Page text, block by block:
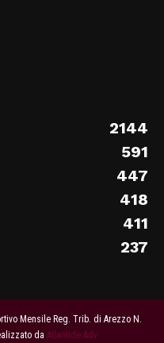
2144
591
447
418
411
237
Mensile Reg. Trib. di Arezzo N.
da Atlantide Adv